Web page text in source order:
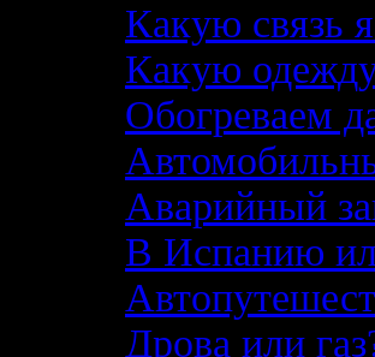
Какую связь
Какую
Обогреваем
Аварийный
В Испанию
Дрова или